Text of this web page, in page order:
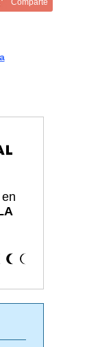
Comparte
en